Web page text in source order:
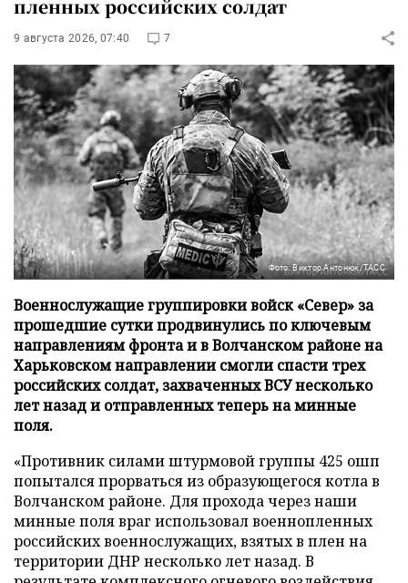
пленных российских солдат
9 августа 2026, 07:40 7
Фото: Виктор Антонюк/ТАСС
Военнослужащие группировки войск «Север» за
прошедшие сутки продвинулись по ключевым
направлениям фронта и в Волчанском районе на
Харьковском направлении смогли спасти трех
российских солдат, захваченных ВСУ несколько
лет назад и отправленных теперь на минные
поля.
«Противник силами штурмовой группы 425 ошп
попытался прорваться из образующегося котла в
Волчанском районе. Для прохода через наши
минные поля враг использовал военнопленных
российских военнослужащих, взятых в плен на
территории ДНР несколько лет назад. В